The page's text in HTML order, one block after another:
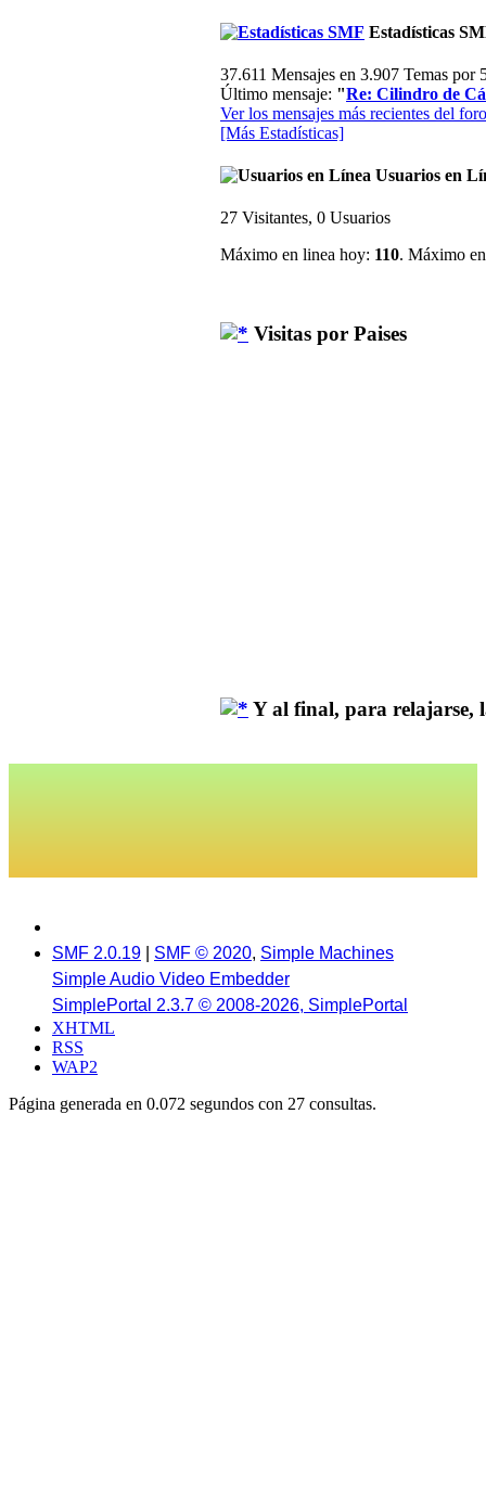
Estadísticas
37.611 Mensajes en 3.907 Temas
Último mensaje: "Re: Cilindro de
Ver los mensajes más recientes del
[Más Estadísticas]
Usuarios en
27 Visitantes, 0 Usuarios
Máximo en linea hoy: 110. Máximo
Visitas por Paises
Y al final, para relajarse,
SMF 2.0.19 SMF © 2020, Simple Machines
Simple Audio Video Embedder
SimplePortal 2.3.7 © 2008-2026, SimplePortal
XHTML
RSS
WAP2
Página generada en 0.072 segundos con 27 consultas.